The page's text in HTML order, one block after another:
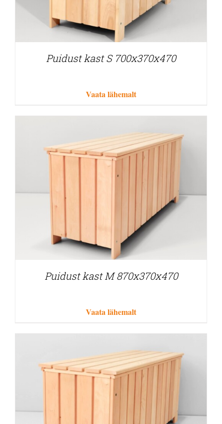
Puidust kast S 700x370x470
Vaata lähemalt
Puidust kast M 870x370x470
Vaata lähemalt